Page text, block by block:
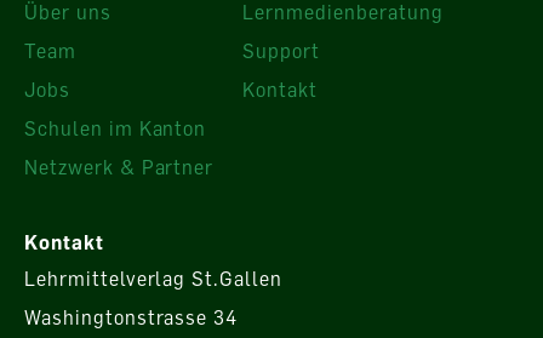
Über uns
Team
Jobs
Schulen im Kanton
Netzwerk & Partner
Lernmedienberatung
Support
Kontakt
Kontakt
Lehrmittelverlag St.Gallen
Washingtonstrasse 34